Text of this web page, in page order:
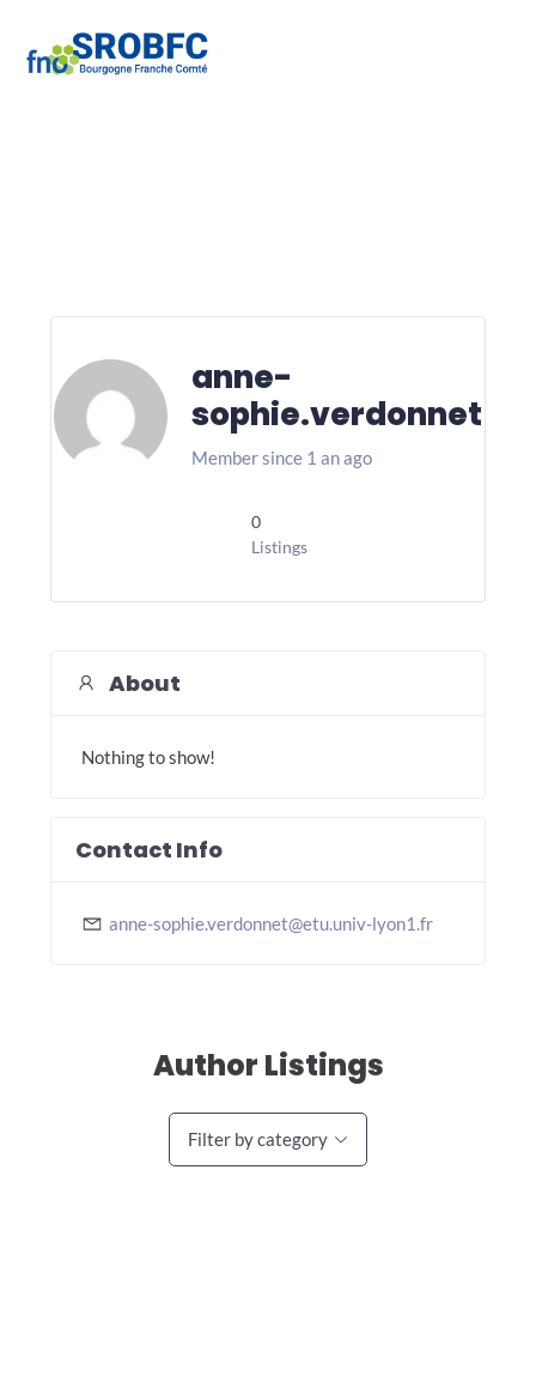
anne-
sophie.verdonnet
Member since 1 an ago
0
Listings
About
Nothing to show!
Contact Info
anne-sophie.verdonnet@etu.univ-lyon1.fr
Author Listings
Filter by category